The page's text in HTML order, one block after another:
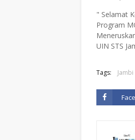
" Selamat
Program
UIN STS
Tags: Jambi